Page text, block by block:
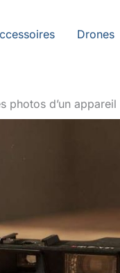
Drones
photos d’un